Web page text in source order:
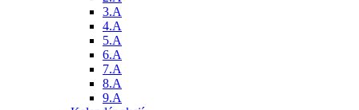
3.A
4.A
5.A
6.A
7.A
8.A
9.A